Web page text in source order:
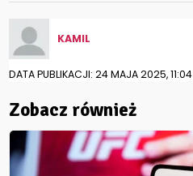
KAMIL
DATA PUBLIKACJI: 24 MAJA 2025, 11:04
Zobacz również